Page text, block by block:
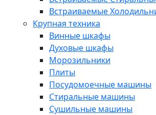
Встраиваемые
Крупная техника
Винные шкафы
Духовые шкафы
Морозильники
Плиты
Посудомоечные машины
Стиральные машины
Сушильные машины